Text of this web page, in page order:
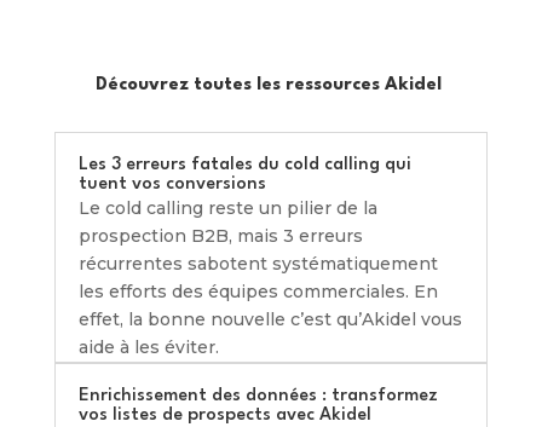
Découvrez toutes les ressources Akidel
Les 3 erreurs fatales du cold calling qui
tuent vos conversions
Le cold calling reste un pilier de la
prospection B2B, mais 3 erreurs
récurrentes sabotent systématiquement
les efforts des équipes commerciales. En
effet, la bonne nouvelle c’est qu’Akidel vous
aide à les éviter.
Enrichissement des données : transformez
vos listes de prospects avec Akidel